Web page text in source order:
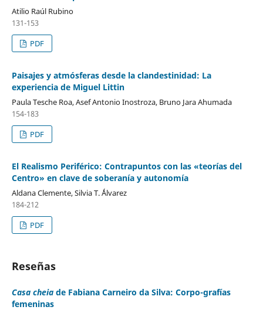
Atilio Raúl Rubino
131-153
PDF
Paisajes y atmósferas desde la clandestinidad: La
experiencia de Miguel Littin
Paula Tesche Roa, Asef Antonio Inostroza, Bruno Jara Ahumada
154-183
PDF
El Realismo Periférico: Contrapuntos con las «teorías del
Centro» en clave de soberanía y autonomía
Aldana Clemente, Silvia T. ´Álvarez
184-212
PDF
Reseñas
Casa cheiade Fabiana Carneiro da Silva: Corpo-grafías
femeninas